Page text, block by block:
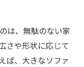
は、無駄のない家
さや形状に応じて
ば、大きなソファ